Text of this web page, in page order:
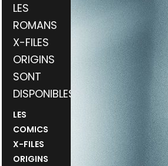
LES
ROMANS
X-FILES
ORIGINS
SONT
DISPONIBLES
LES
COMICS
X-FILES
ORIGINS